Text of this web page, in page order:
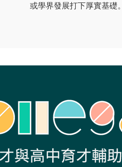
或學界發展打下厚實基礎。